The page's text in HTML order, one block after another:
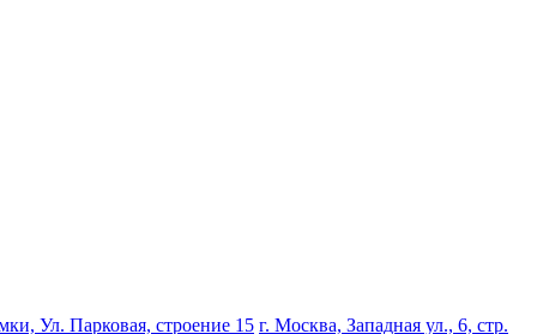
Ул. Парковая, строение 15 г. Москва, Западная ул., 6, стр.